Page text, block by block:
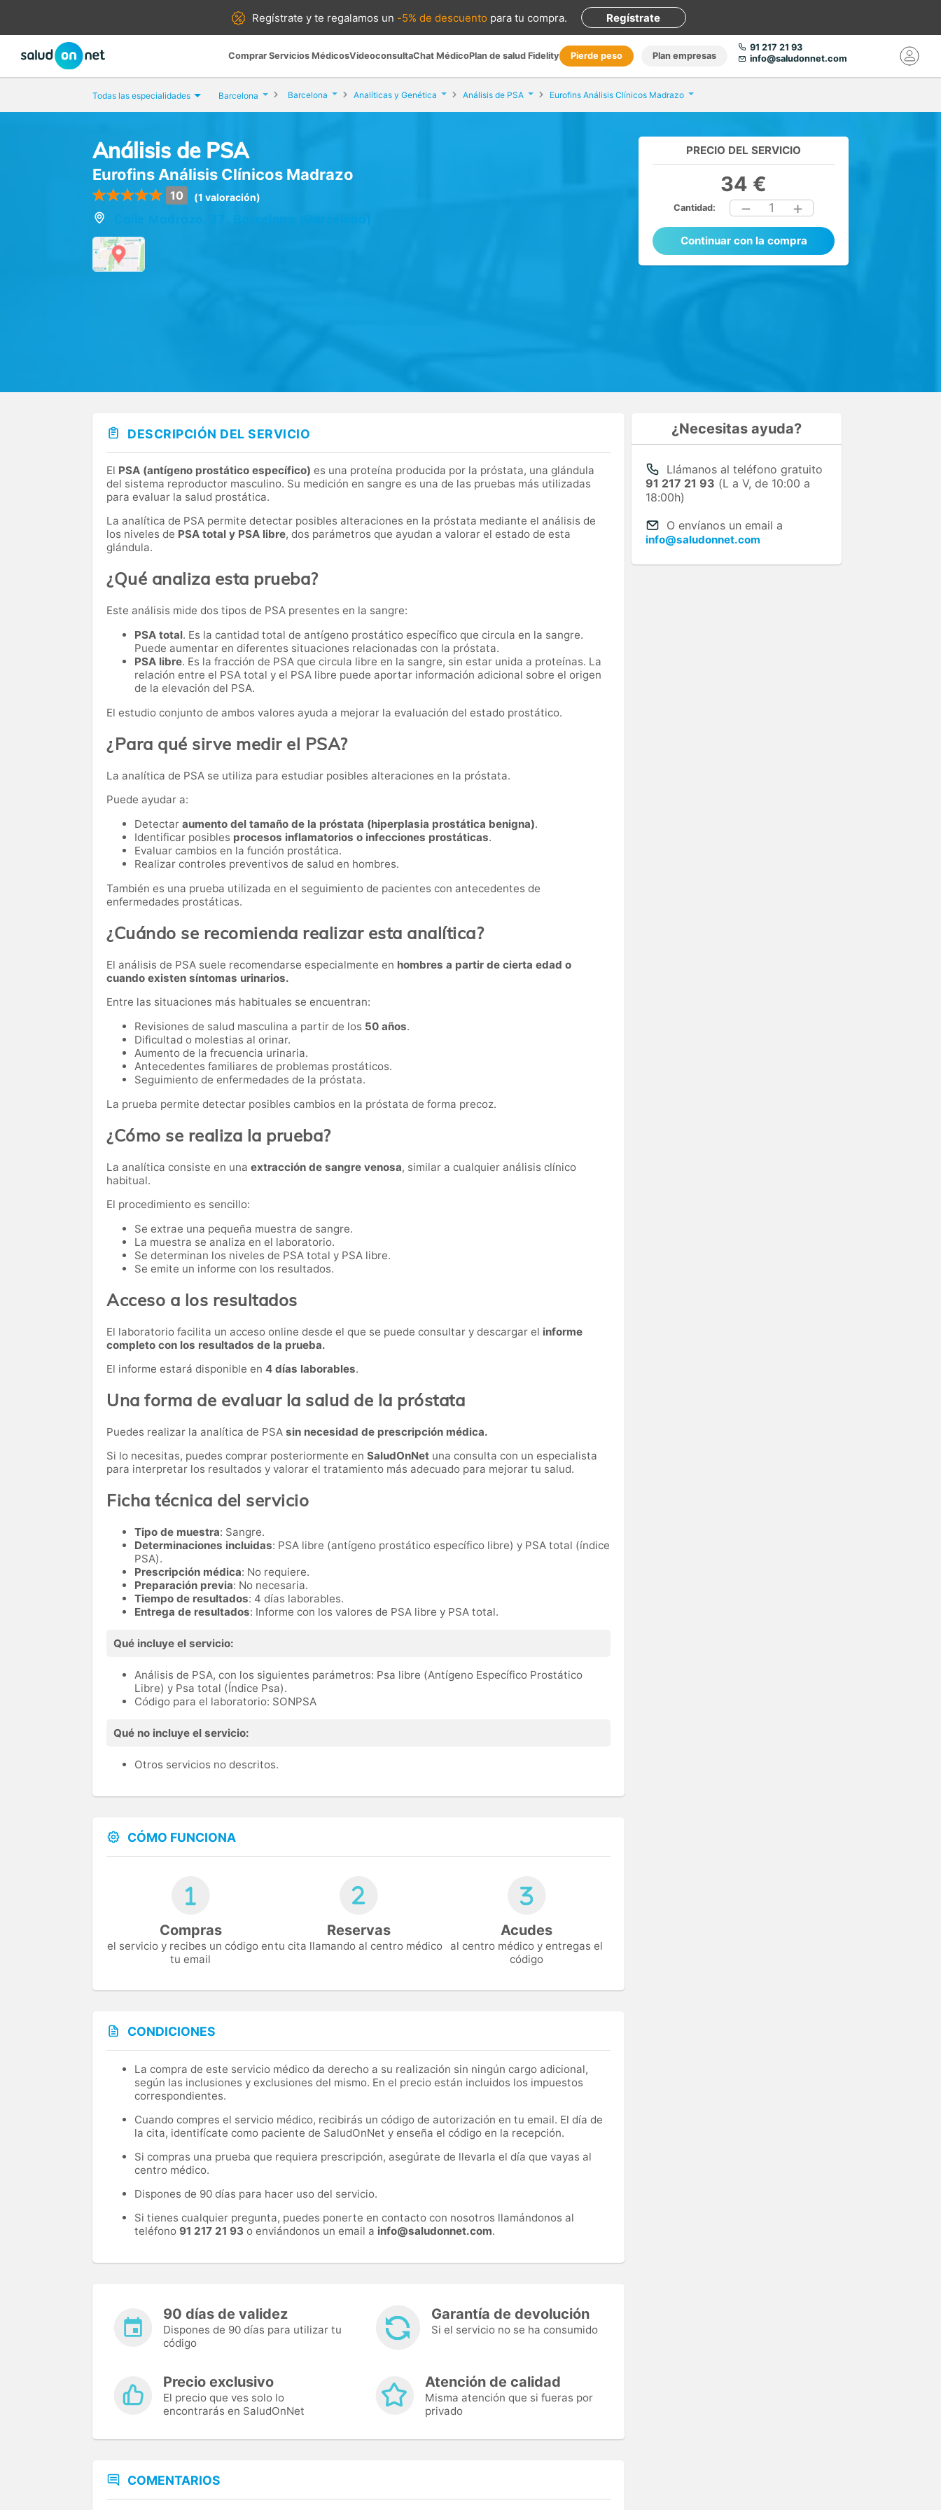
Regístrate yte regalamos un -5% de descuento para tu compra. Regístrate
Comprar Servicios MédicosVideoconsultaChat MédicoPlan de salud Fidelity Pierde peso Plan empresas
91 217 21 93
info@saludonnet.com
Todas las especialidades Barcelona Barcelona Analíticas y Genética Análisis de PSA Eurofins Análisis Clínicos Madrazo
Análisis de PSA
Eurofins Análisis Clínicos Madrazo
10 (1 valoración)
PRECIO DEL SERVICIO
34 €
Cantidad: 1
Continuar con la compra
DESCRIPCIÓN DEL SERVICIO
El PSA (antígeno prostático específico) es una proteína producida por la próstata, una glándula
del sistema reproductor masculino. Su medición en sangre es una de las pruebas más utilizadas
para evaluar la salud prostática.
La analítica de PSA permite detectar posibles alteraciones en la próstata mediante el análisis de
los niveles de PSA total y PSA libre, dos parámetros que ayudan a valorar el estado de esta
glándula.
¿Qué analiza esta prueba?
Este análisis mide dos tipos de PSA presentes en la sangre:
PSA total. Es la cantidad total de antígeno prostático específico que circula en la sangre.
Puede aumentar en diferentes situaciones relacionadas con la próstata.
PSA libre. Es la fracción de PSA que circula libre en la sangre, sin estar unida a proteínas. La
relación entre el PSA total y el PSA libre puede aportar información adicional sobre el origen
de la elevación del PSA.
El estudio conjunto de ambos valores ayuda a mejorar la evaluación del estado prostático.
¿Para qué sirve medir el PSA?
La analítica de PSA se utiliza para estudiar posibles alteraciones en la próstata.
Puede ayudar a:
Detectar aumento del tamaño de la próstata (hiperplasia prostática benigna).
Identificar posibles procesos inflamatorios o infecciones prostáticas.
Evaluar cambios en la función prostática.
Realizar controles preventivos de salud en hombres.
También es una prueba utilizada en el seguimiento de pacientes con antecedentes de
enfermedades prostáticas.
¿Cuándo se recomienda realizar esta analítica?
El análisis de PSA suele recomendarse especialmente en hombres a partir de cierta edad o
cuando existen síntomas urinarios.
Entre las situaciones más habituales se encuentran:
Revisiones de salud masculina a partir de los 50 años.
Dificultad o molestias al orinar.
Aumento de la frecuencia urinaria.
Antecedentes familiares de problemas prostáticos.
Seguimiento de enfermedades de la próstata.
La prueba permite detectar posibles cambios en la próstata de forma precoz.
¿Cómo se realiza la prueba?
La analítica consiste en una extracción de sangre venosa, similar a cualquier análisis clínico
habitual.
El procedimiento es sencillo:
Se extrae una pequeña muestra de sangre.
La muestra se analiza en el laboratorio.
Se determinan los niveles de PSA total y PSA libre.
Se emite un informe con los resultados.
Acceso a los resultados
El laboratorio facilita un acceso online desde el que se puede consultar y descargar el informe
completo con los resultados de la prueba.
El informe estará disponible en 4 días laborables.
Una forma de evaluar la salud de la próstata
Puedes realizar la analítica de PSA sin necesidad de prescripción médica.
Si lo necesitas, puedes comprar posteriormente en SaludOnNet una consulta con un especialista
para interpretar los resultados y valorar el tratamiento más adecuado para mejorar tu salud.
Ficha técnica del servicio
Tipo de muestra: Sangre.
Determinaciones incluidas: PSA libre (antígeno prostático específico libre) y PSA total (índice
PSA).
Prescripción médica: No requiere.
Preparación previa: No necesaria.
Tiempo de resultados: 4 días laborables.
Entrega de resultados: Informe con los valores de PSA libre y PSA total.
Qué incluye el servicio:
Análisis de PSA, con los siguientes parámetros: Psa libre (Antígeno Específico Prostático
Libre) y Psa total (Índice Psa).
Código para el laboratorio: SONPSA
Qué no incluye el servicio:
Otros servicios no descritos.
CÓMO FUNCIONA
Compras
el servicio y recibes un código en
tu email
Reservas
tu cita llamando al centro médico
Acudes
al centro médico y entregas el
código
CONDICIONES
La compra de este servicio médico da derecho a su realización sin ningún cargo adicional,
según las inclusiones y exclusiones del mismo. En el precio están incluidos los impuestos
correspondientes.
Cuando compres el servicio médico, recibirás un código de autorización en tu email. El día de
la cita, identifícate como paciente de SaludOnNet y enseña el código en la recepción.
Si compras una prueba que requiera prescripción, asegúrate de llevarla el día que vayas al
centro médico.
Dispones de 90 días para hacer uso del servicio.
Si tienes cualquier pregunta, puedes ponerte en contacto con nosotros llamándonos al
teléfono 91 217 21 93 o enviándonos un email a info@saludonnet.com.
90 días de validez
Dispones de 90 días para utilizar tu
código
Garantía de devolución
Si el servicio no se ha consumido
Precio exclusivo
El precio que ves solo lo
encontrarás en SaludOnNet
Atención de calidad
Misma atención que si fueras por
privado
COMENTARIOS
¿Necesitas ayuda?
Llámanos al teléfono gratuito
91 217 21 93 (L a V, de 10:00 a
18:00h)
O envíanos un email a
info@saludonnet.com